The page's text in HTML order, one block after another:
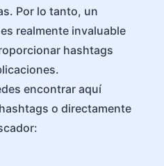
Por lo tanto, un
realmente invaluable
hashtags
encontrar aquí
o directamente